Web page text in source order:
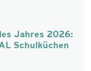
Jahres 2026:
Schulküchen